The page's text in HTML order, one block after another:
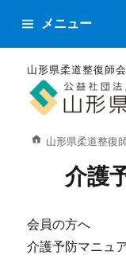
山形県柔道整復師
メニュー
山形県柔道整復
介護
会員の方へ
介護予防マニュ